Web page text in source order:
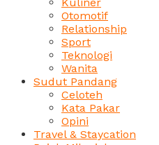
Otomotif
Relationship
Sport
Teknologi
Wanita
Sudut Pandang
Celoteh
Kata Pakar
Opini
Travel & Staycation